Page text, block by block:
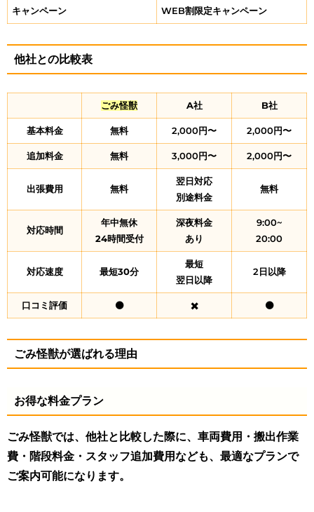
キャンペーン WEB割限定キャンペーン
他社との比較表
ごみ怪獣 A社 B社
基本料金 無料 2,000円〜 2,000円〜
追加料金 無料 3,000円〜 2,000円〜
出張費用 無料
翌日対応
別途料金
無料
対応時間
年中無休
24時間受付
深夜料金
あり
9:00~
20:00
対応速度 最短30分
最短
翌日以降
2日以降
口コミ評価 ⚫ ✖️ ⚫
ごみ怪獣が選ばれる理由
お得な料金プラン
ごみ怪獣では、他社と比較した際に、車両費用・搬出作業
費・階段料金・スタッフ追加費用なども、最適なプランで
ご案内可能になります。